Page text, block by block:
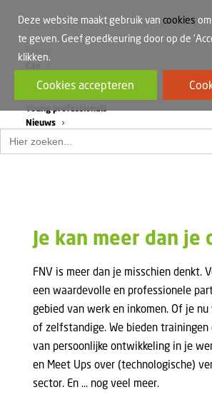
Home
Werkdruk
Vrouwen in de bouw
Young professionals
Nieuws
Zoek
naar:
Je kan meer dan je
FNV is meer dan je misschien denkt.
een waardevolle en professionele
gebied van werk en inkomen. Of je
of zelfstandige. We bieden trainingen
van persoonlijke ontwikkeling in je
en Meet Ups over (technologische)
sector. En … nog veel meer.
Deze website maakt gebruik van cookies
te geven. Geef goedkeuring door op de
klikken.
Cookies accepteren